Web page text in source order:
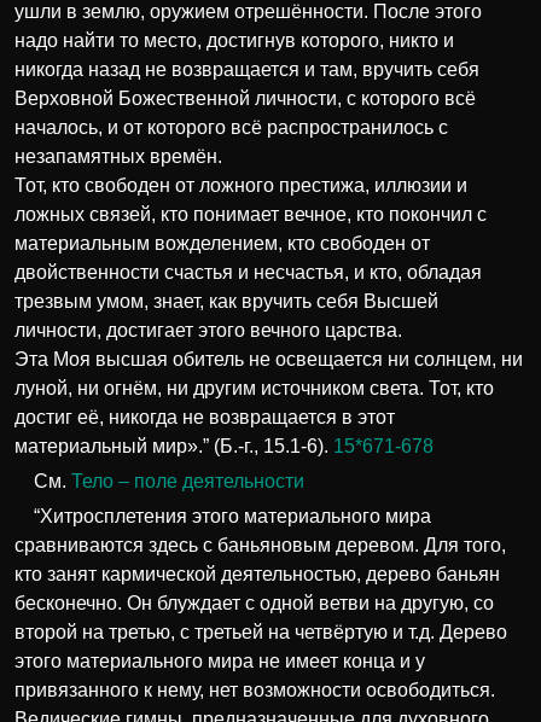
ушли в землю, оружием отрешённости. После этого
надо найти то место, достигнув которого, никто и
никогда назад не возвращается и там, вручить себя
Верховной Божественной личности, с которого всё
началось, и от которого всё распространилось с
незапамятных времён.
Тот, кто свободен от ложного престижа, иллюзии и
ложных связей, кто понимает вечное, кто покончил с
материальным вожделением, кто свободен от
двойственности счастья и несчастья, и кто, обладая
трезвым умом, знает, как вручить себя Высшей
личности, достигает этого вечного царства.
Эта Моя высшая обитель не освещается ни солнцем, ни
луной, ни огнём, ни другим источником света. Тот, кто
достиг её, никогда не возвращается в этот
материальный мир».” (Б.-г., 15.1-6). 15*671-678
См. Тело – поле деятельности
“Хитросплетения этого материального мира
сравниваются здесь с баньяновым деревом. Для того,
кто занят кармической деятельностью, дерево баньян
бесконечно. Он блуждает с одной ветви на другую, со
второй на третью, с третьей на четвёртую и т.д. Дерево
этого материального мира не имеет конца и у
привязанного к нему, нет возможности освободиться.